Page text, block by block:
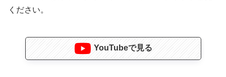
ください。
YouTubeで見る